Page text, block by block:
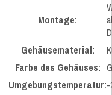
Montage:
Gehäusematerial:
Farbe des Gehäuses:
Umgebungstemperatur:-